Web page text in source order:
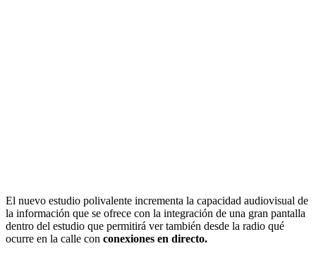
El nuevo estudio polivalente incrementa la capacidad audiovisual de
la información que se ofrece con la integración de una gran pantalla
dentro del estudio que permitirá ver también desde la radio qué
ocurre en la calle con conexiones en directo.